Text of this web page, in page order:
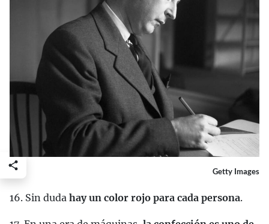
Getty Images
16. Sin duda hay un color rojo para cada persona.